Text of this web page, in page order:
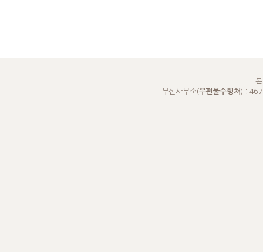
부산사무소(우편물수령처) :